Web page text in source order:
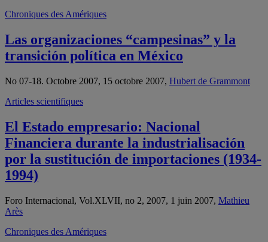
Chroniques des Amériques
Las organizaciones “campesinas” y la
transición política en México
No 07-18. Octobre 2007, 15 octobre 2007, Hubert de Grammont
Articles scientifiques
El Estado empresario: Nacional
Financiera durante la industrialisación
por la sustitución de importaciones (1934-
1994)
Foro Internacional, Vol.XLVII, no 2, 2007, 1 juin 2007, Mathieu
Arès
Chroniques des Amériques